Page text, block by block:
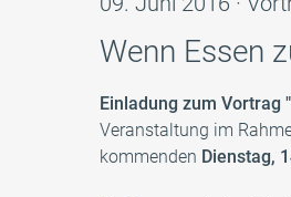
Wenn Essen
Einladung zum Vortrag
Veranstaltung im
kommenden Dienstag,